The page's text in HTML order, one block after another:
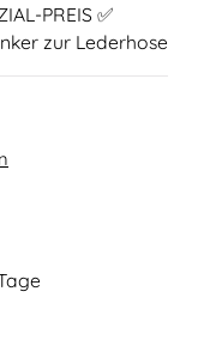
PREIS ✅
zur Lederhose
5 Sternen